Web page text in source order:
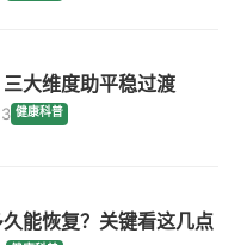
大维度助平稳过渡
健康科普
能恢复？关键看这几点